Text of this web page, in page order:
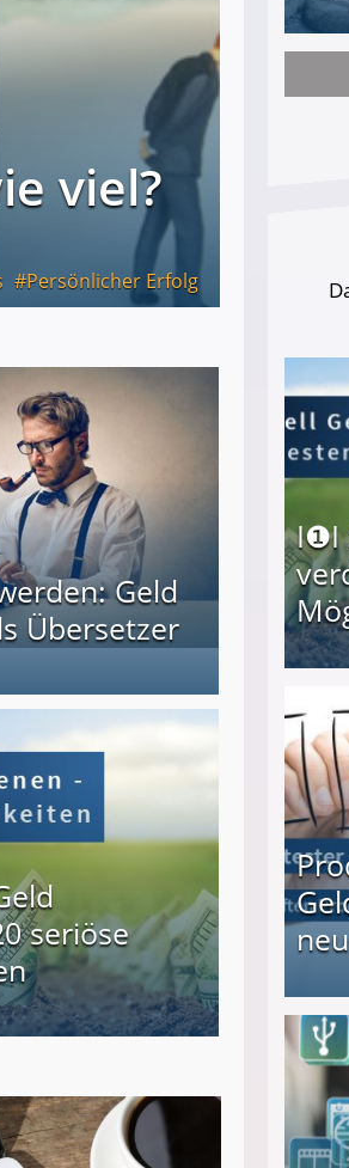
viel?
Persönlicher Erfolg
Geld
Übersetzer
seriöse
Aufschrei: Hartz-IV-Bettler darf
I❶I
verdienen: 20 seriöse Möglichkeiten
werden und Geld verdienen ↻